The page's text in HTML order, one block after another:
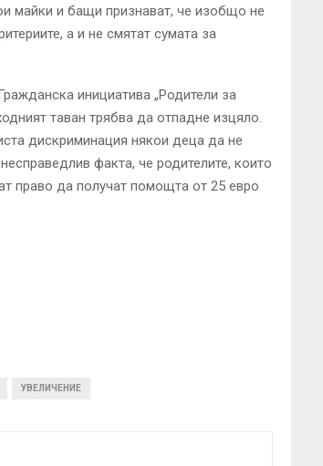
майки и бащи признават, че изобщо не
а и не смятат сумата за
инициатива „Родители за
таван трябва да отпадне изцяло.
дискриминация някои деца да не
факта, че родителите, които
право да получат помощта от 25 евро
УВЕЛИЧЕНИЕ